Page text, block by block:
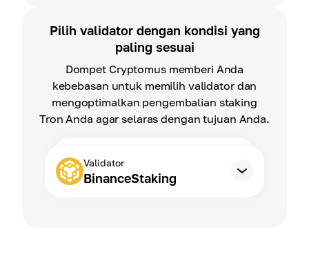
Validator
BinanceStaking
Pilih validator dengan kondisi yang
paling sesuai
Dompet Cryptomus memberi Anda
kebebasan untuk memilih validator dan
mengoptimalkan pengembalian staking
Tron Anda agar selaras dengan tujuan Anda.